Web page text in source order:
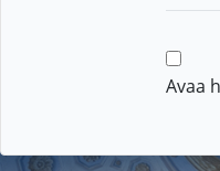
Avaa